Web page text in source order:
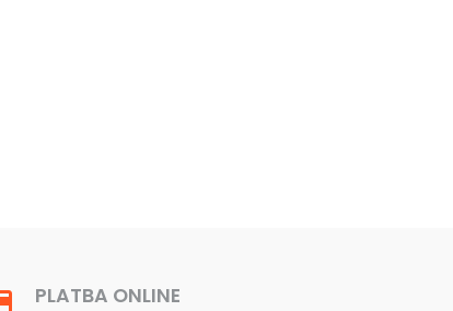
PLATBA ONLINE